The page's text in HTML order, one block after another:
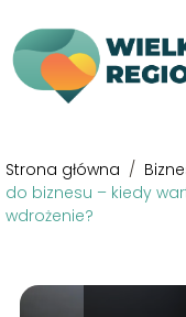
Strona główna /
do biznesu – kiedy
wdrożenie?